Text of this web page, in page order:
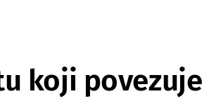
koji povezuje